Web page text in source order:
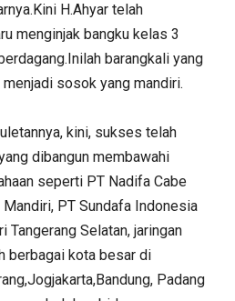
H.Ahyar telah
menginjak bangku kelas 3
barangkali yang
sosok yang mandiri.
kini, sukses telah
dibangun membawahi
seperti PT Nadifa Cabe
PT Sundafa Indonesia
Tangerang Selatan, jaringan
berbagai kota besar di
Padang